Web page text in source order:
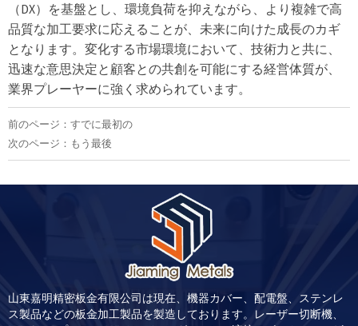
（DX）を基盤とし、環境負荷を抑えながら、より複雑で高
品質な加工要求に応えることが、未来に向けた成長のカギ
となります。変化する市場環境において、技術力と共に、
迅速な意思決定と顧客との共創を可能にする経営体質が、
業界プレーヤーに強く求められています。
前のページ：すでに最初の
次のページ：もう最後
山東嘉明精密板金有限公司は現在、機器カバー、配電盤、ステンレ
ス製品などの板金加工製品を製造しております。レーザー切断機、